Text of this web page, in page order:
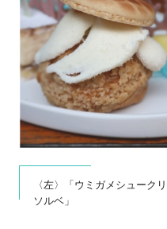
〈左〉「ウミガメシューク
ソルベ」